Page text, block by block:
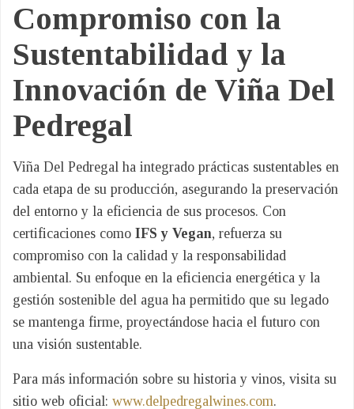
Compromiso con la
Sustentabilidad y la
Innovación de Viña Del
Pedregal
Viña Del Pedregal ha integrado prácticas sustentables en
cada etapa de su producción, asegurando la preservación
del entorno y la eficiencia de sus procesos. Con
certificaciones como IFS y Vegan, refuerza su
compromiso con la calidad y la responsabilidad
ambiental. Su enfoque en la eficiencia energética y la
gestión sostenible del agua ha permitido que su legado
se mantenga firme, proyectándose hacia el futuro con
una visión sustentable.
Para más información sobre su historia y vinos, visita su
sitio web oficial: www.delpedregalwines.com.